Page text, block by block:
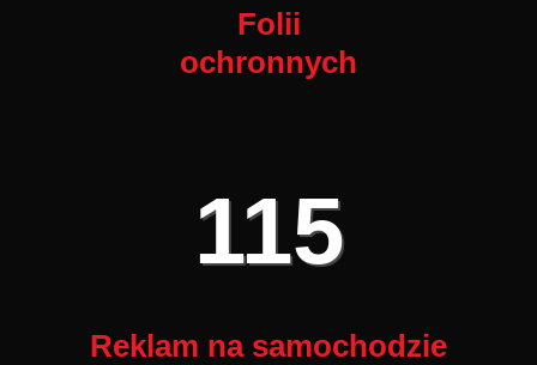
Folii
ochronnych
115
Reklam na samochodzie